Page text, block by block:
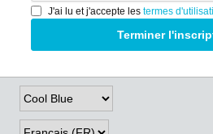
J'ai lu et j'accepte les termes
Terminer